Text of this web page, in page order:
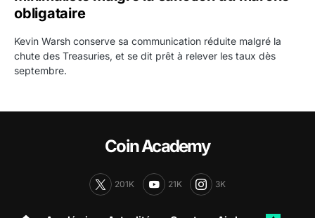
obligataire
Kevin Warsh conserve sa communication réduite malgré la
chute des Treasuries, et se dit prêt à relever les taux dès
septembre.
Coin Academy
201K 21K 3K